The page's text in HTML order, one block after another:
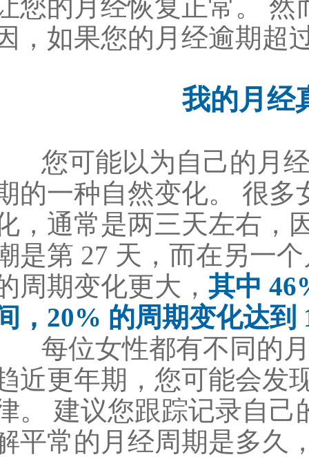
您的月经恢复正常。 然
，如果您的月经逾期超
我的月经
可能以为自己的月经
的一种自然变化。 很多
，通常是两三天左右，
是第 27 天，而在另一
周期变化更大， 其中
，20% 的周期变化达到
位女性都有不同的月
近更年期，您可能会发
。 建议您跟踪记录自己
平常的月经周期是多久